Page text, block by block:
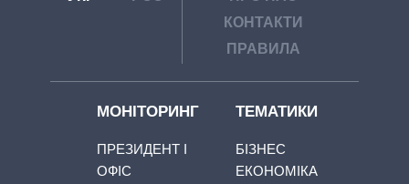
КОНТАКТИ
ПРАВИЛА
МОНІТОРИНГ
ПРЕЗИДЕНТ І
ОФІС
ТЕМАТИКИ
БІЗНЕС
ЕКОНОМІКА